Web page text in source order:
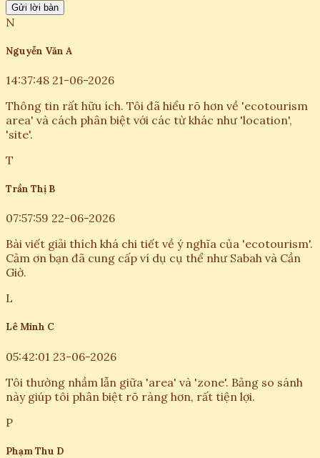
Gửi lời bàn
N
Nguyễn Văn A
14:37:48 21-06-2026
Thông tin rất hữu ích. Tôi đã hiểu rõ hơn về 'ecotourism
area' và cách phân biệt với các từ khác như 'location',
'site'.
T
Trần Thị B
07:57:59 22-06-2026
Bài viết giải thích khá chi tiết về ý nghĩa của 'ecotourism'.
Cảm ơn bạn đã cung cấp ví dụ cụ thể như Sabah và Cần
Giờ.
L
Lê Minh C
05:42:01 23-06-2026
Tôi thường nhầm lẫn giữa 'area' và 'zone'. Bảng so sánh
này giúp tôi phân biệt rõ ràng hơn, rất tiện lợi.
P
Phạm Thu D